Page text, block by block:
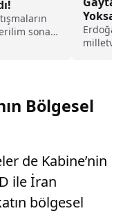
sona
Bölgesel
de Kabine’nin
ile İran
bölgesel